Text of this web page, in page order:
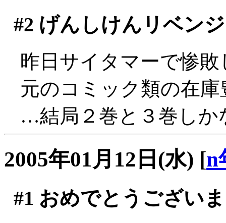
#2 げんしけんリベンジ
昨日サイタマーで惨
元のコミック類の在
…結局２巻と３巻しか
2005年01月12日(水) [n
#1 おめでとうござい